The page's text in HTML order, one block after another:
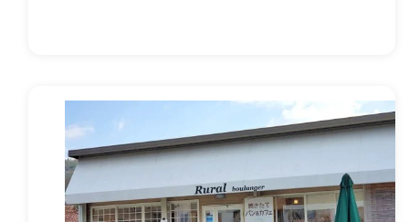
VISIT Higashihiroshima
(English site)